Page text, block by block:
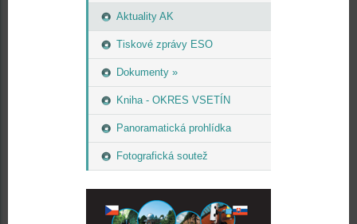
Aktuality AK
Tiskové zprávy ESO
Dokumenty »
Kniha - OKRES VSETÍN
Panoramatická prohlídka
Fotografická soutež